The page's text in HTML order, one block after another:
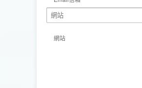
網站